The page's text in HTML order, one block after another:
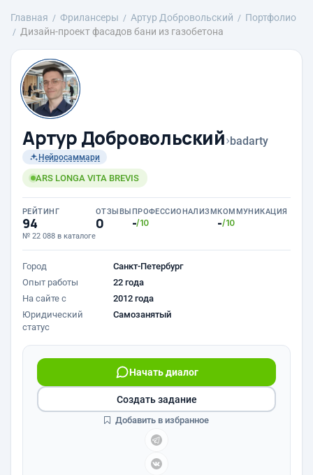
Главная Фрилансеры Артур Добровольский
Портфолио
Дизайн-проект фасадов бани из газобетона
Артур Добровольский›badarty
Нейросаммари
ARS LONGA VITA BREVIS
РЕЙТИНГ
94
№ 22 088 в каталоге
ОТЗЫВЫ
0
ПРОФЕССИОНАЛИЗМ
-/10
КОММУНИКАЦИЯ
-/10
Город
Санкт-Петербург
Опыт работы
22 года
На сайте с
2012 года
Юридический
статус
Самозанятый
Начать диалог
Создать задание
Добавить в избранное